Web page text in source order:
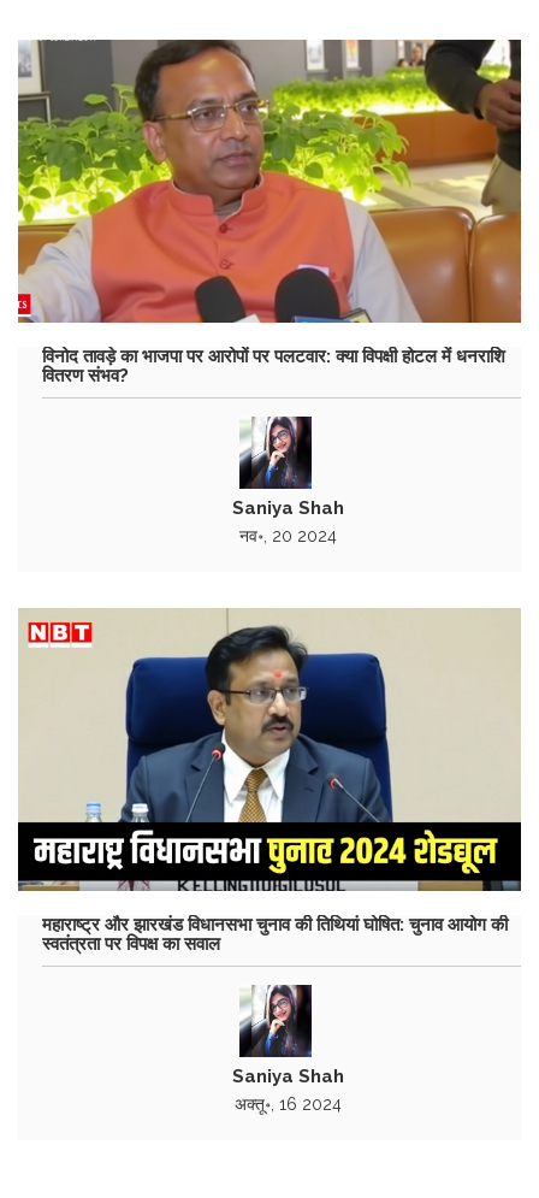
विनोद तावड़े का भाजपा पर आरोपों पर पलटवार: क्या विपक्षी होटल में धनराशि
वितरण संभव?
Saniya Shah
नव॰, 20 2024
महाराष्ट्र और झारखंड विधानसभा चुनाव की तिथियां घोषित: चुनाव आयोग की
स्वतंत्रता पर विपक्ष का सवाल
Saniya Shah
अक्तू॰, 16 2024